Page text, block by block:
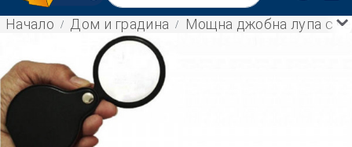
Начало Дом и градина Мощна джобна лупа с